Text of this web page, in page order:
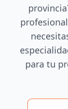
para tu